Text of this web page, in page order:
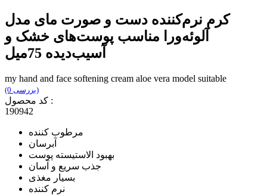
کرم نرم‌کننده دست و صورت مای مدل
آلوئه‌ورا مناسب پوست‌های خشک و
آسیب‌دیده 75میل
my hand and face softening cream aloe vera model suitable
(0 بررسی)
کد محصول :
190942
مرطوب کننده
آبرسان
بهبود الاستیسته پوست
جذب سریع و آسان
بسیار مغذی
نرم کننده